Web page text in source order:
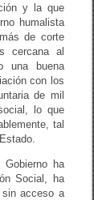
y la que
humalista
de corte
cercana al
una buena
con los
de mil
lo que
tal
ha
Social, ha
sin acceso a